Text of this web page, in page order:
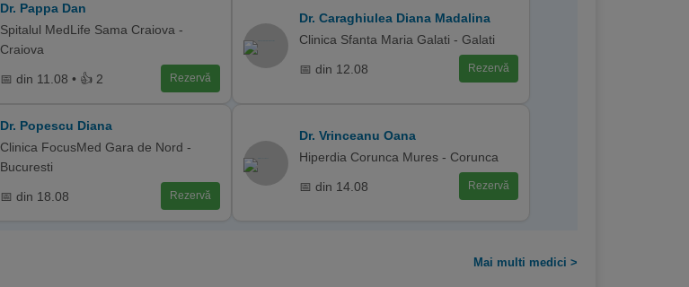
Dr. Pappa Dan
Spitalul MedLife Sama Craiova -
Craiova
📅 din 11.08 • 👍 2 Rezervă
Dr. Caraghiulea Diana Madalina
Clinica Sfanta Maria Galati - Galati
📅 din 12.08 Rezervă
Dr. Popescu Diana
Clinica FocusMed Gara de Nord -
Bucuresti
📅 din 18.08 Rezervă
Dr. Vrinceanu Oana
Hiperdia Corunca Mures - Corunca
📅 din 14.08 Rezervă
Mai multi medici >